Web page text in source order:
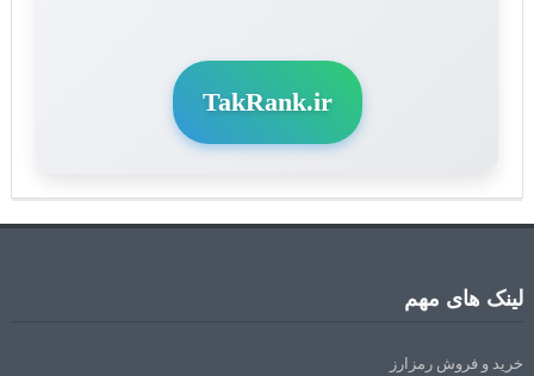
TakRank.ir
لینک های مهم
خرید و فروش رمزارز